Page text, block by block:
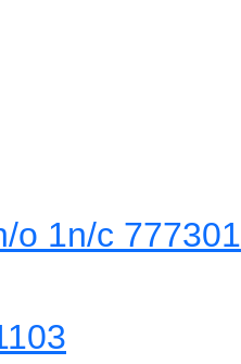
o 1n/c 777301